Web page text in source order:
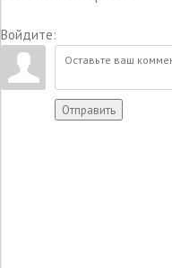
Войдите:
Отправить